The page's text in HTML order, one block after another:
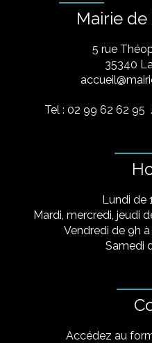
Mairie
5 rue
​35340
Tel : 02 99 62 62 95
Lundi de
Mardi, mercredi, jeudi
Vendredi de 9h
Samedi
Accédez au